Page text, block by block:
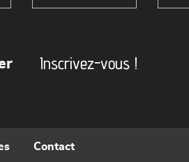
Inscrivez-vous !
Contact